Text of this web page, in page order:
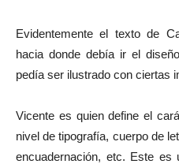
Evidentemente el texto de
hacia donde debía ir el
pedía ser ilustrado con ciertas
Vicente es quien define el
nivel de tipografía, cuerpo de
encuadernación, etc. Este